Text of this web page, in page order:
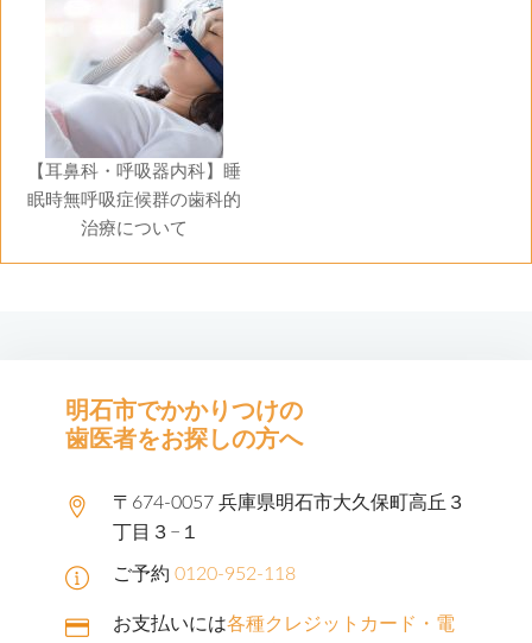
【耳鼻科・呼吸器内科】睡
眠時無呼吸症候群の歯科的
治療について
明石市でかかりつけの
歯医者をお探しの方へ
〒674-0057 兵庫県明石市大久保町高丘３
丁目３−１
ご予約 0120-952-118
お支払いには各種クレジットカード・電